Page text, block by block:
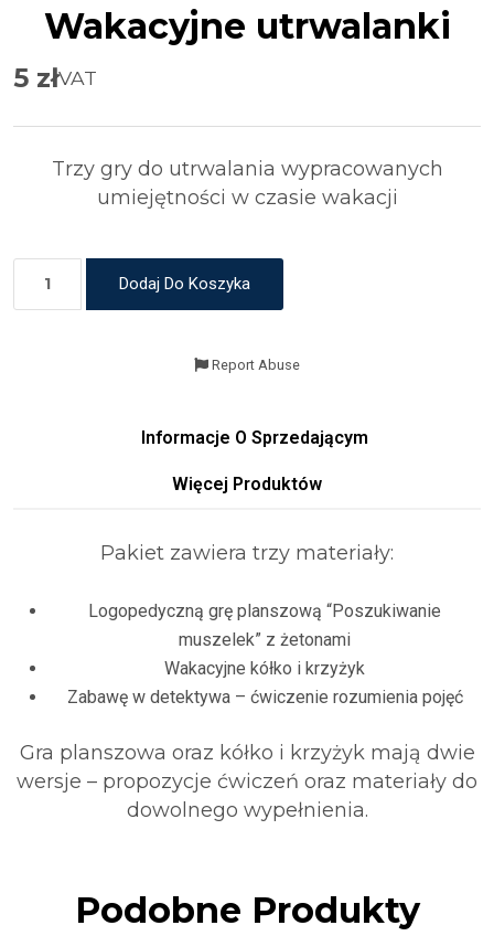
Wakacyjne utrwalanki
5 złVAT
Trzy gry do utrwalania wypracowanych
umiejętności w czasie wakacji
Dodaj Do Koszyka
Report Abuse
Informacje O Sprzedającym
Więcej Produktów
Pakiet zawiera trzy materiały:
Logopedyczną grę planszową “Poszukiwanie
muszelek” z żetonami
Wakacyjne kółko i krzyżyk
Zabawę w detektywa – ćwiczenie rozumienia pojęć
Gra planszowa oraz kółko i krzyżyk mają dwie
wersje – propozycje ćwiczeń oraz materiały do
dowolnego wypełnienia.
Podobne Produkty